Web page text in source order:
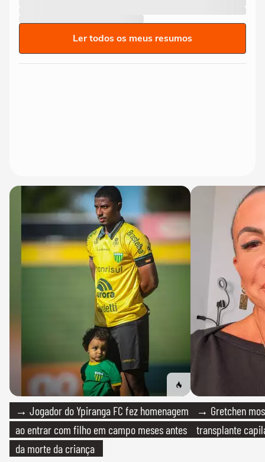
Ler todos os meus resumos
→ Jogador do Ypiranga FC fez homenagem
ao entrar com filho em campo meses antes
da morte da criança
→ Gretchen
transplante